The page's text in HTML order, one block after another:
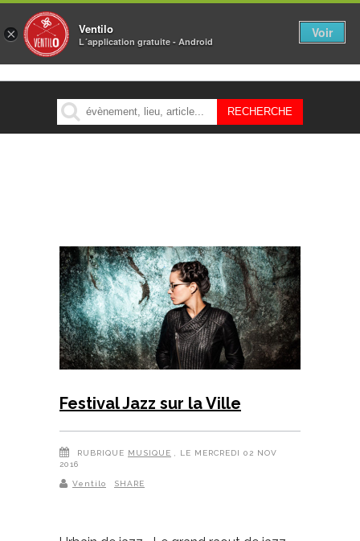
MENU
Festival Jazz sur la Ville
RUBRIQUE MUSIQUE
, LE MERCREDI 02 NOV
2016
Ventilo SHARE
× Ventilo
L´application gratuite - Android
Voir